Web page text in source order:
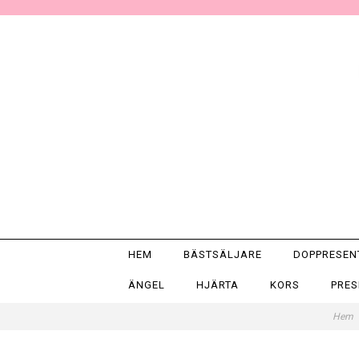
HEM BÄSTSÄLJARE
ÄNGEL HJÄRTA KORS
Hem